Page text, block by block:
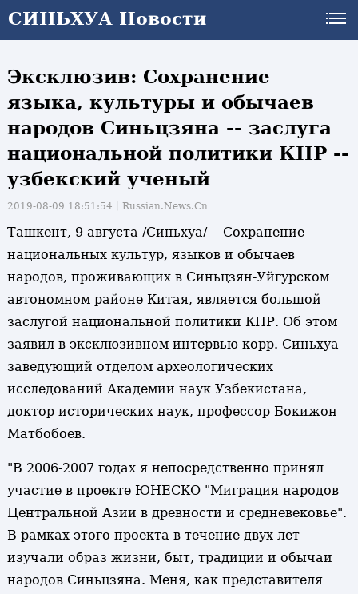
СИНЬХУА Новости
Эксклюзив: Сохранение
языка, культуры и обычаев
народов Синьцзяна -- заслуга
национальной политики КНР --
узбекский ученый
2019-08-09 18:51:54丨 Russian.News.Cn
Ташкент, 9 августа /Синьхуа/ -- Сохранение
национальных культур, языков и обычаев
народов, проживающих в Синьцзян-Уйгурском
автономном районе Китая, является большой
заслугой национальной политики КНР. Об этом
заявил в эксклюзивном интервью корр. Синьхуа
заведующий отделом археологических
исследований Академии наук Узбекистана,
доктор исторических наук, профессор Бокижон
Матбобоев.
"В 2006-2007 годах я непосредственно принял
участие в проекте ЮНЕСКО "Миграция народов
Центральной Азии в древности и средневековье".
В рамках этого проекта в течение двух лет
изучали образ жизни, быт, традиции и обычаи
народов Синьцзяна. Меня, как представителя